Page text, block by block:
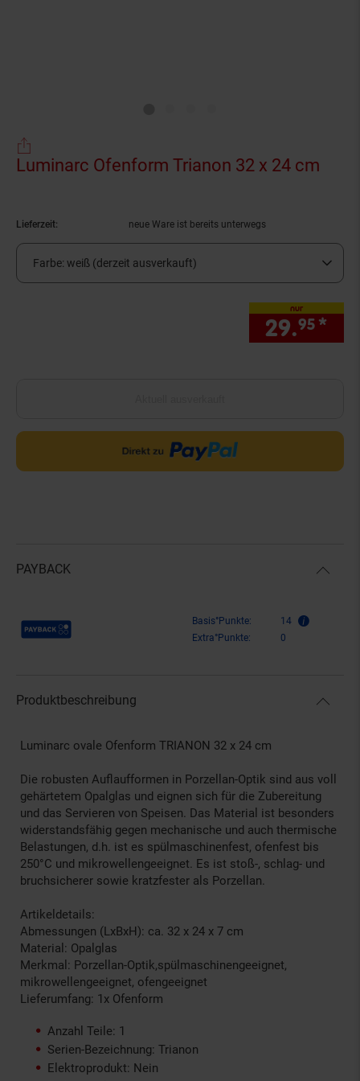
Luminarc Ofenform Trianon 32 x 24 cm
Lieferzeit: neue Ware ist bereits unterwegs
Farbe: weiß (derzeit ausverkauft)
nur
29.95 *
PAYBACK
Payback Punkte Basis°Punkte:
14
Extra°Punkte:
0
Produktbeschreibung
Luminarc ovale Ofenform TRIANON 32 x 24 cm
Die robusten Auflaufformen in Porzellan-Optik sind aus voll
gehärtetem Opalglas und eignen sich für die Zubereitung
und das Servieren von Speisen. Das Material ist besonders
widerstandsfähig gegen mechanische und auch thermische
Belastungen, d.h. ist es spülmaschinenfest, ofenfest bis
250°C und mikrowellengeeignet. Es ist stoß-, schlag- und
bruchsicherer sowie kratzfester als Porzellan.
Artikeldetails:
Abmessungen (LxBxH): ca. 32 x 24 x 7 cm
Material: Opalglas
Merkmal: Porzellan-Optik,spülmaschinengeeignet,
mikrowellengeeignet, ofengeeignet
Lieferumfang: 1x Ofenform
Anzahl Teile: 1
Serien-Bezeichnung: Trianon
Elektroprodukt: Nein